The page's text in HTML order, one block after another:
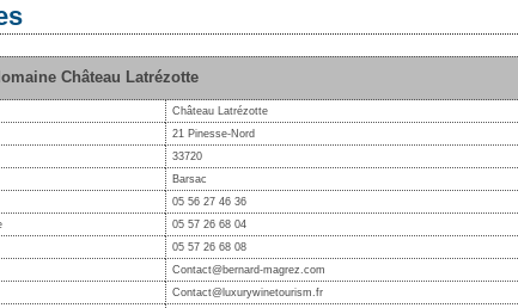
Château Latrézotte
Château Latrézotte
21 Pinesse-Nord
33720
Barsac
05 56 27 46 36
05 57 26 68 04
05 57 26 68 08
Contact@bernard-magrez.com
Contact@luxurywinetourism.fr